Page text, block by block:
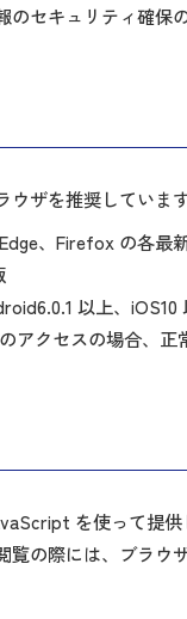
のセキュリティ確保
ザを推奨しています
、Firefox の各最
以上、
アクセスの場合、正
を使って提
覧の際には、ブラウ